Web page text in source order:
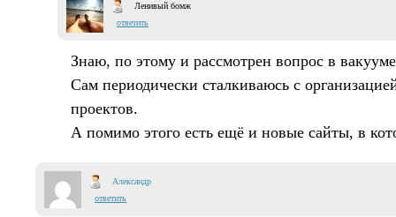
Ленивый бомж
ответить
Знаю, по этому и рассмотрен вопрос в
Сам периодически сталкиваюсь с
проектов.
А помимо этого есть ещё и новые сайты, в
Александр
ответить